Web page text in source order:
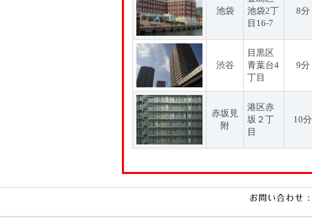
池袋
池袋2丁
目16-7
8分
渋谷
目黒区
青葉台4
丁目
9分
赤坂見
附
港区赤
坂２丁
目
10分